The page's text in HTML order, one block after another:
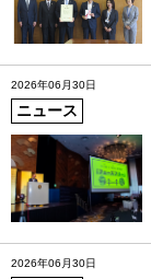
2026年06月30日
ニュース
2026年06月30日